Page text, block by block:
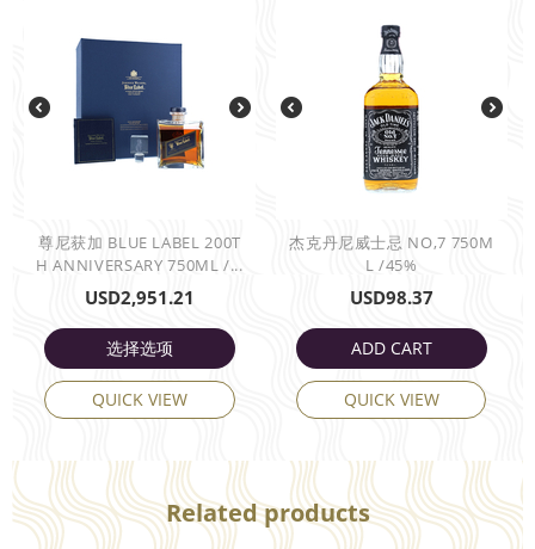
尊尼获加 BLUE LABEL 200T
H ANNIVERSARY 750ML /...
USD2,951.21
选择选项
QUICK VIEW
杰克丹尼威士忌 NO,7 750M
L /45%
USD98.37
ADD CART
QUICK VIEW
Related products